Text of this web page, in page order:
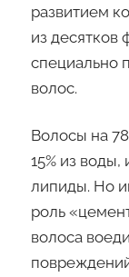
развитием
из десятков
специально
волос.
Волосы на
15% из воды,
липиды. Но
роль
волоса